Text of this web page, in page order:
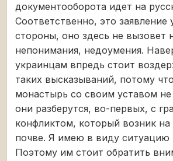
документооборота идет на
Соответственно, это заявление
стороны, оно здесь не вызовет
непонимания, недоумения.
украинцам впредь стоит
таких высказываний, потому
монастырь со своим уставом не
они разберутся, во-первых, с
конфликтом, который возник на
почве. Я имею в виду ситуацию
Поэтому им стоит обратить